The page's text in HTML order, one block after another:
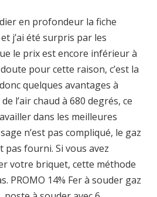
en profondeur la fiche
j’ai été surpris par les
le prix est encore inférieur à
pour cette raison, c’est la
quelques avantages à
l’air chaud à 680 degrés, ce
dans les meilleures
n’est pas compliqué, le gaz
pas fourni. Si vous avez
votre briquet, cette méthode
PROMO 14% Fer à souder gaz